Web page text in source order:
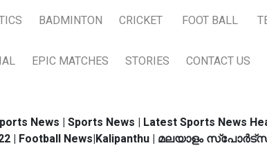
BADMINTON CRICKET FOOT BALL
EPIC MATCHES STORIES CONTACT US
News | Sports News | Latest Sports News
| Football News|Kalipanthu | മലയാളം